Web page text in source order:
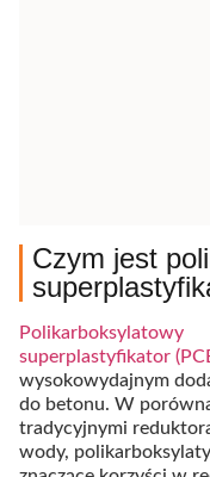
Czym jest
Polikarboksylatowy
superplastyfikator
wysokowydajnym
do betonu. W
tradycyjnymi
wody,